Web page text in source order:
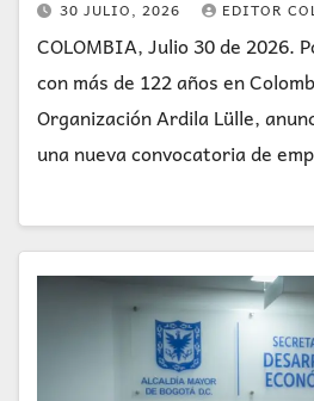
30 JULIO, 2026 EDITOR
COLOMBIA, Julio 30 de 2026.
con más de 122 años en
Organización Ardila Lülle,
una nueva convocatoria de